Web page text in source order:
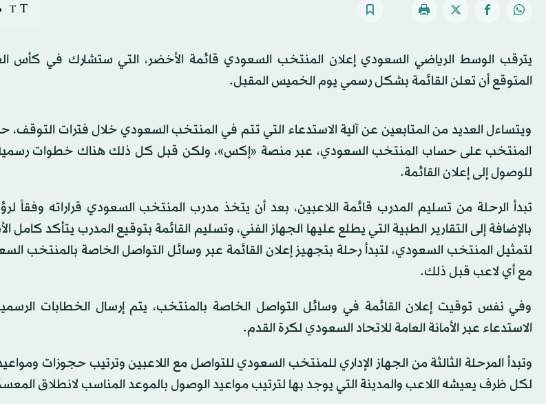
T
T
المتوقع أن تعلن القائمة بشكل رسمي يوم الخميس المقبل.
ويتساءل العديد من المتابعين عن آلية الاستدعاء التي تتم في المنتخب السعودي خلال فترات التوقف،
المنتخب على حساب المنتخب السعودي، عبر منصة «إكس»، ولكن قبل كل ذلك هناك خطوات
للوصول إلى إعلان القائمة.
تبدأ الرحلة من تسليم المدرب قائمة اللاعبين، بعد أن يتخذ مدرب المنتخب السعودي قراراته وفقاً
بالإضافة إلى التقارير الطبية التي يطلع عليها الجهاز الفني، وتسليم القائمة بتوقيع المدرب يتأكد كامل
لتمثيل المنتخب السعودي، لتبدأ رحلة بتجهيز إعلان القائمة عبر وسائل التواصل الخاصة بالمنتخب
مع أي لاعب قبل ذلك.
وفي نفس توقيت إعلان القائمة في وسائل التواصل الخاصة بالمنتخب، يتم إرسال الخطابات
الاستدعاء عبر الأمانة العامة للاتحاد السعودي لكرة القدم.
وتبدأ المرحلة الثالثة من الجهاز الإداري للمنتخب السعودي للتواصل مع اللاعبين وترتيب حجوزات
لكل ظرف يعيشه اللاعب والمدينة التي يوجد بها لترتيب مواعيد الوصول بالموعد المناسب لانطلاق